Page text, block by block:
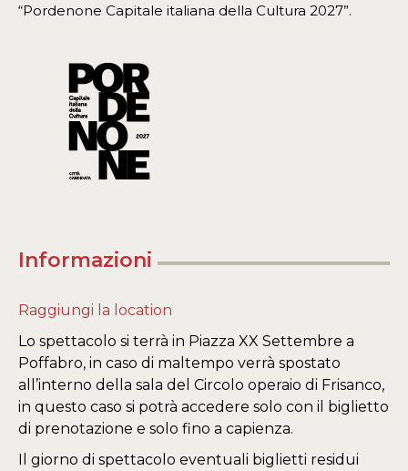
“Pordenone Capitale italiana della Cultura 2027”.
Informazioni
Raggiungi la location
Lo spettacolo si terrà in Piazza XX Settembre a
Poffabro, in caso di maltempo verrà spostato
all’interno della sala del Circolo operaio di Frisanco,
in questo caso si potrà accedere solo con il biglietto
di prenotazione e solo fino a capienza.
Il giorno di spettacolo eventuali biglietti residui